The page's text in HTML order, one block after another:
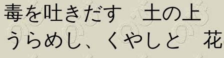
毒を吐きだす 土の上
うらめし、くやしと